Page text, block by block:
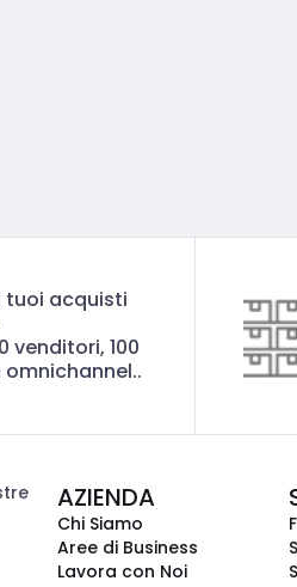
tuoi acquisti
venditori, 100
AZIENDA
Chi Siamo
Aree di Business
Lavora con Noi